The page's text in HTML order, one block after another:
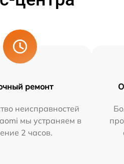
ремонт
неисправностей
мы устраняем в
2 часов.